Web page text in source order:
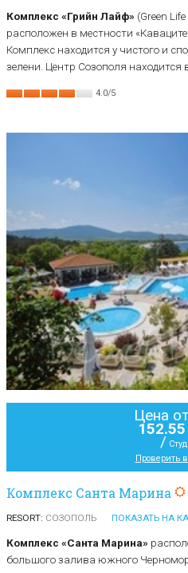
Комплекс «Грийн Лайф» (Green
расположен в местности
Комплекс находится у чистого и
зелени. Центр Созополя находится
4.0/5
Цена
152.55
/
Проверить
Комплекс Санта Марина
RESORT: СОЗОПОЛЬ ПОКАЗАТЬ НА
Комплекс «Санта Марина»
большого залива южного